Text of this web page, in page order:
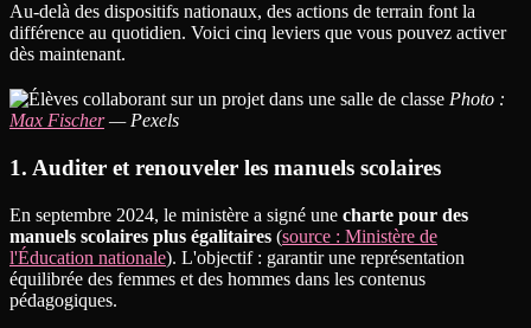
Au-delà des dispositifs nationaux, des actions de terrain font la
différence au quotidien. Voici cinq leviers que vous pouvez activer
dès maintenant.
Photo :
Max Fischer— Pexels
1. Auditer et renouveler les manuels scolaires
En septembre 2024, le ministère a signé une charte pour des
manuels scolaires plus égalitaires (source : Ministère de
l'Éducation nationale). L'objectif : garantir une représentation
équilibrée des femmes et des hommes dans les contenus
pédagogiques.